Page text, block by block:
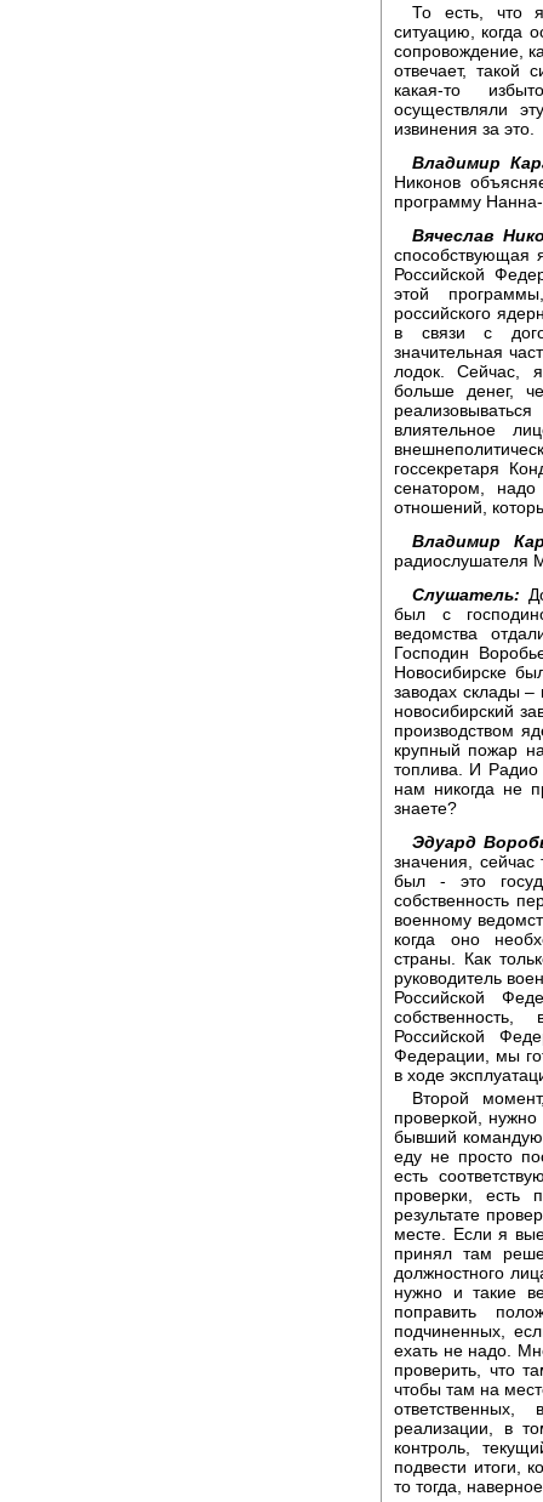
То есть, что
ситуацию, когда
сопровождение,
отвечает, такой
какая-то
осуществляли
извинения за это.
Владимир
Никонов
программу
Вячеслав
способствующая
Российской
этой
российского
в связи с
значительная
лодок. Сейчас,
больше денег,
влиятельное
госсекретаря
сенатором, надо
отношений,
Владимир
радиослушателя
Слушатель:
был с
ведомства
Господин
Новосибирске
заводах склады
новосибирский
производством
крупный пожар
топлива. И
нам никогда не
знаете?
Эдуард
значения, сейчас
был - это
собственность
военному
когда оно
страны. Как
руководитель
Российской
Российской
Федерации, мы
в ходе
Второй
проверкой,
бывший
еду не просто
есть
проверки,
результате
месте. Если я
принял там
должностного
нужно и такие
поправить
подчиненных,
ехать не надо.
проверить, что
чтобы там на
реализации, в
контроль,
подвести итоги,
то тогда,